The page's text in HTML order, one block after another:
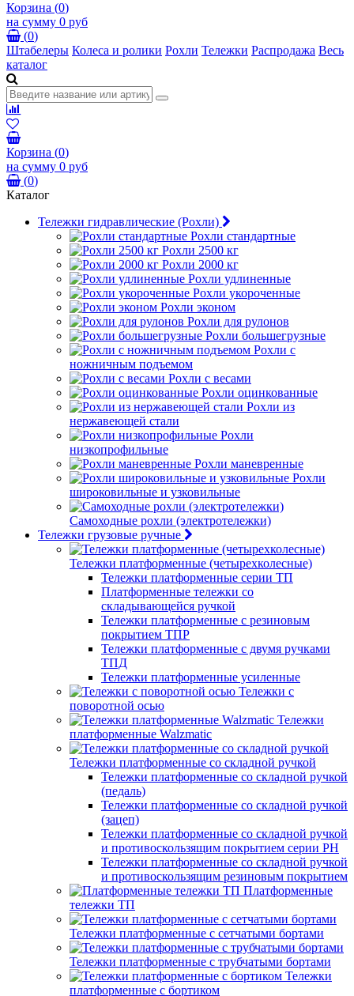
Корзина (0)
на сумму 0 руб
(0)
Штабелеры Колеса и ролики Рохли Тележки Распродажа Весь
каталог
Корзина (0)
на сумму 0 руб
(0)
Каталог
Тележки гидравлические (Рохли)
Рохли стандартные
Рохли 2500 кг
Рохли 2000 кг
Рохли удлиненные
Рохли укороченные
Рохли эконом
Рохли для рулонов
Рохли большегрузные
Рохли с
ножничным подъемом
Рохли с весами
Рохли оцинкованные
Рохли из
нержавеющей стали
Рохли
низкопрофильные
Рохли маневренные
Рохли
широковильные и узковильные
Самоходные рохли (электротележки)
Тележки грузовые ручные
Тележки платформенные (четырехколесные)
Тележки платформенные серии ТП
Платформенные тележки со
складывающейся ручкой
Тележки платформенные с резиновым
покрытием ТПР
Тележки платформенные с двумя ручками
ТПД
Тележки платформенные усиленные
Тележки с
поворотной осью
Тележки
платформенные Walzmatic
Тележки платформенные со складной ручкой
Тележки платформенные со складной ручкой
(педаль)
Тележки платформенные со складной ручкой
(зацеп)
Тележки платформенные со складной ручкой
и противоскользящим покрытием серии PH
Тележки платформенные со складной ручкой
и противоскользящим резиновым покрытием
Платформенные
тележки ТП
Тележки платформенные с сетчатыми бортами
Тележки платформенные с трубчатыми бортами
Тележки
платформенные с бортиком